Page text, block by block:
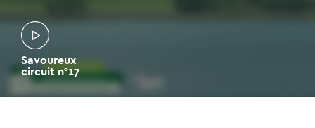
Savoureux
circuit n°17